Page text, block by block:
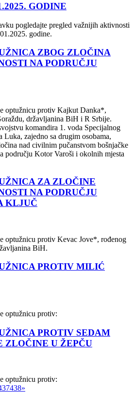
GODINE
pogledajte pregled važnijih aktivnosti
godine.
ZBOG ZLOČINA
NA PODRUČJU
optužnicu protiv Kajkut Danka*,
državljanina BiH i R Srbije.
komandira 1. voda Specijalnog
zajedno sa drugim osobama,
nad civilnim pučanstvom bošnjačke
području Kotor Varoši i okolnih mjesta
ZA ZLOČINE
NA PODRUČJU
KLJUČ
optužnicu protiv Kevac Jove*, rođenog
BiH.
PROTIV MILIĆ
optužnicu protiv:
PROTIV SEDAM
ZLOČINE U ŽEPČU
optužnicu protiv:
438»